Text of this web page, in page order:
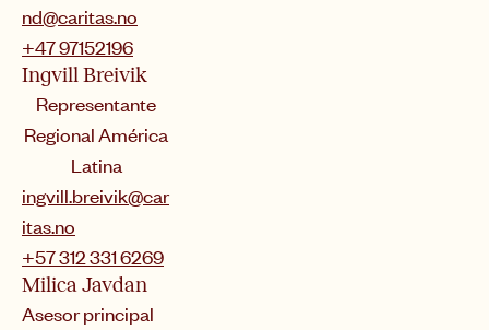
nd@caritas.no
+47 97152196
Ingvill Breivik
Representante
Regional América
Latina
ingvill.breivik@car
itas.no
+57 312 331 6269
Milica Javdan
Asesor principal